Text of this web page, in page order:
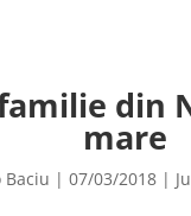
din
mare
Baciu | 07/03/2018|